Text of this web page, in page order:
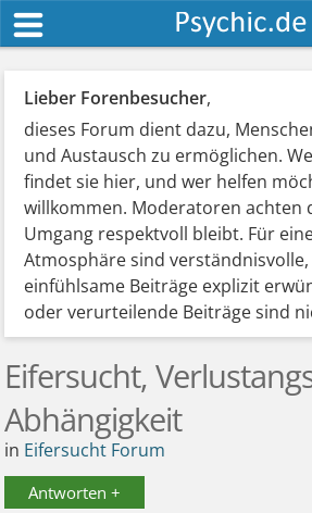
Lieber Forenbesucher,
dieses Forum dient dazu,
und Austausch zu ermöglichen.
findet sie hier, und wer helfen
willkommen. Moderatoren achten
Umgang respektvoll bleibt. Für
Atmosphäre sind
einfühlsame Beiträge explizit
oder verurteilende Beiträge sind
Eifersucht,
Abhängigkeit
in Eifersucht Forum
Antworten +